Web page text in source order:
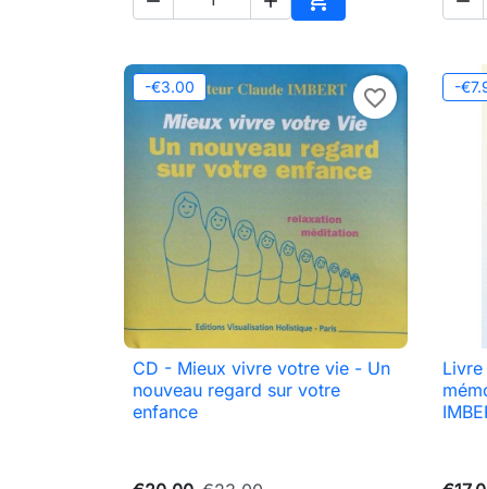
Add to cart
-€3.00 favorite_border
 Quick view
CD - Mieux vivre votre vie - Un
nouveau regard sur votre
enfance
-